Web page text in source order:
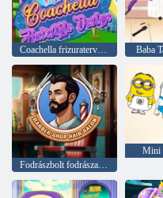
Coachella frizuratervezés Baba
Fodrászbolt fodrászat sim
Mini